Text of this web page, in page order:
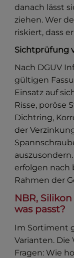
danach lässt
ziehen. Wer
riskiert, dass
Sichtprüfung
Nach DGUV
gültigen
Einsatz auf
Risse, poröse
Dichtring,
der
erfolgen nach
Rahmen der
NBR,
was passt?
Im Sortiment
Varianten.
Fragen: Wie